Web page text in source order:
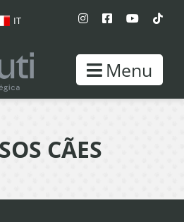
IT
Menu
CÃES